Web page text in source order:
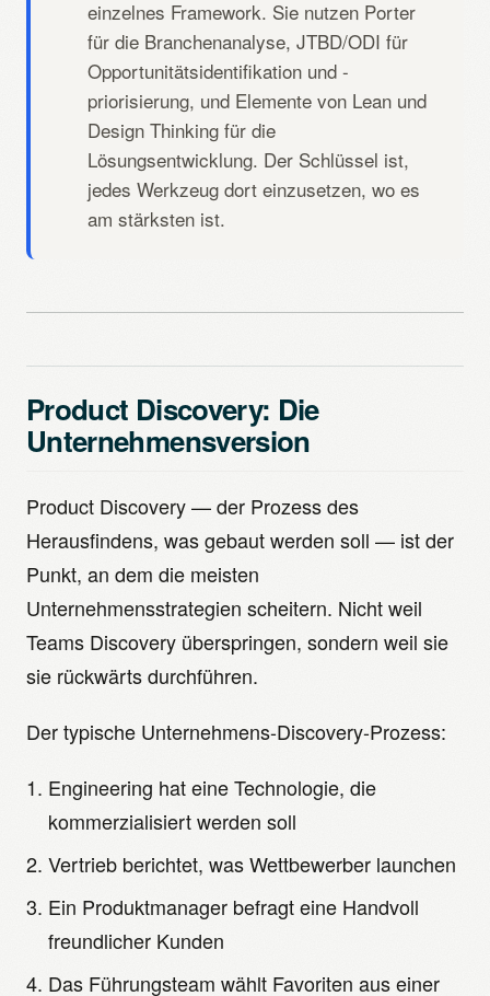
einzelnes Framework. Sie nutzen Porter
für die Branchenanalyse, JTBD/ODI für
Opportunitätsidentifikation und -
priorisierung, und Elemente von Lean und
Design Thinking für die
Lösungsentwicklung. Der Schlüssel ist,
jedes Werkzeug dort einzusetzen, wo es
am stärksten ist.
Product Discovery: Die
Unternehmensversion
Product Discovery — der Prozess des
Herausfindens, was gebaut werden soll — ist der
Punkt, an dem die meisten
Unternehmensstrategien scheitern. Nicht weil
Teams Discovery überspringen, sondern weil sie
sie rückwärts durchführen.
Der typische Unternehmens-Discovery-Prozess:
Engineering hat eine Technologie, die
kommerzialisiert werden soll
Vertrieb berichtet, was Wettbewerber launchen
Ein Produktmanager befragt eine Handvoll
freundlicher Kunden
Das Führungsteam wählt Favoriten aus einer